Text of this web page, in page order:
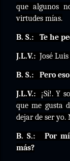
que algunos
virtudes mías.
B. S.: Te he
J.L.V.: José
B. S.: Pero
J.L.V.:
¡Sí!. Y
que me gusta
dejar de ser yo.
B. S.:
Por
más?